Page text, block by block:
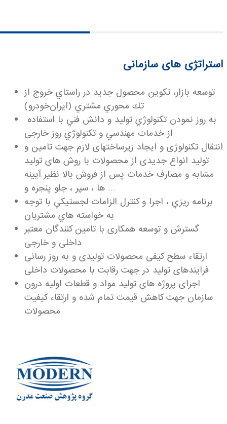
استراتژی های سازمانی
توسعه بازار، تکوين محصول جديد در راستاي خروج از
تك محوري مشتري (ايران‌خودرو)
از خدمات مهندسي و تکنولوژي روز خارجی
انتقال تکنولوژی و ایجاد زیرساختهای لازم جهت تامین و
تولید انواع جدیدی از محصولات با روش های تولید
مشابه و مصارف خدمات پس از فروش بالا نظیر آیینه
ها ، سپر ، جلو پنجره و …
برنامه ريزي ، اجرا و کنترل الزامات لجستيکي با توجه
به خواسته هاي مشتريان
گسترش و توسعه همکاری با تامین کنندگان معتبر
داخلی و خارجی
ارتقاء سطح کیفی محصولات تولیدی و به روز رسانی
فرایندهای تولید در جهت رقابت با محصولات داخلی
اجرای پروژه های تولید مواد و قطعات اولیه درون
سازمان جهت کاهش قیمت تمام شده و ارتقاء کیفیت
محصولات